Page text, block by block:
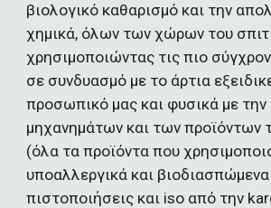
βιολογικό καθαρισμό και την
χημικά, όλων των χώρων του
χρησιμοποιώντας τις πιο
σε συνδυασμό με το άρτια
προσωπικό μας και φυσικά με
μηχανημάτων και των προϊόντων
(όλα τα προϊόντα που
υποαλλεργικά και
πιστοποιήσεις και iso από την